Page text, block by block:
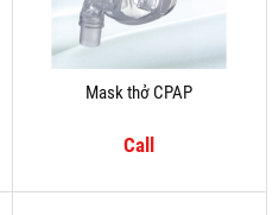
Mask thở CPAP
Call